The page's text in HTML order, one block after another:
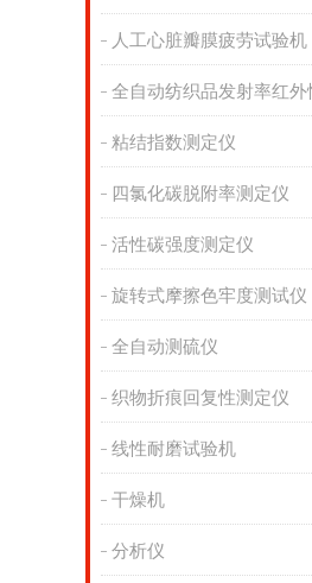
人工心脏瓣膜疲劳试验机
粘结指数测定仪
四氯化碳脱附率测定仪
活性碳强度测定仪
旋转式摩擦色牢度测试仪
全自动测硫仪
织物折痕回复性测定仪
线性耐磨试验机
干燥机
分析仪